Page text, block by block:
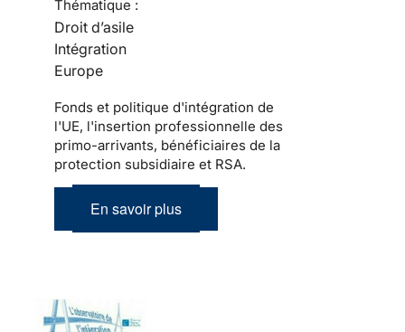
Thématique :
Droit d’asile
Intégration
Europe
Fonds et politique d'intégration de
l'UE, l'insertion professionnelle des
primo-arrivants, bénéficiaires de la
protection subsidiaire et RSA.
En savoir plus